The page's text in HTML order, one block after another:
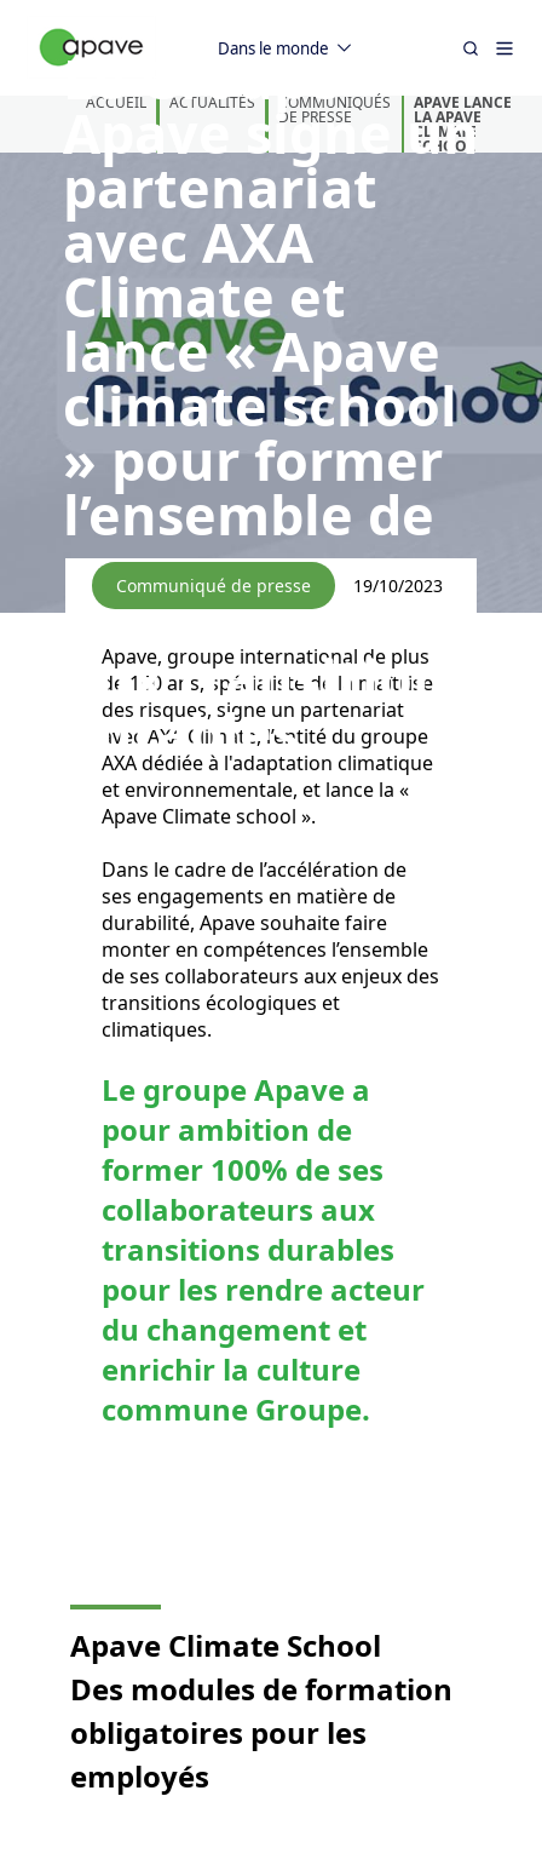
Dans le monde
ACCUEIL ACTUALITÉS COMMUNIQUÉS
DE PRESSE
APAVE LANCE
LA APAVE
CLIMATE
SCHOOL
Le Groupe
Apave signe un
partenariat
avec AXA
Climate et
lance « Apave
climate school
» pour former
l’ensemble de
ses
collaborateurs
aux transitions
durables
Communiqué de presse 19/10/2023
Apave, groupe international de plus
de 150 ans, spécialiste de la maîtrise
des risques, signe un partenariat
avec AXA Climate, l’entité du groupe
AXA dédiée à l'adaptation climatique
et environnementale, et lance la «
Apave Climate school ».
Dans le cadre de l’accélération de
ses engagements en matière de
durabilité, Apave souhaite faire
monter en compétences l’ensemble
de ses collaborateurs aux enjeux des
transitions écologiques et
climatiques.
Le groupe Apave a
pour ambition de
former 100% de ses
collaborateurs aux
transitions durables
pour les rendre acteur
du changement et
enrichir la culture
commune Groupe.
Apave Climate School
Des modules de formation
obligatoires pour les
employés